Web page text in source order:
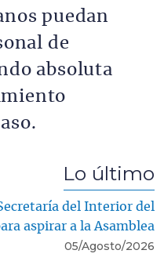
puedan
de
absoluta
Lo último
del Interior del
aspirar a la Asamblea
05/Agosto/2026